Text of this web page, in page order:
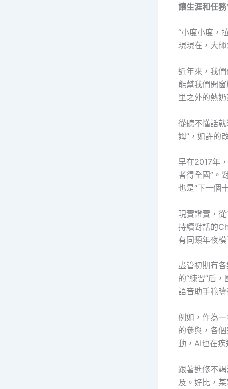
讓生涯和任務
“小度小度，
現現在，大
近年來，我
能幫我們開
里之外的熱奶
從聽不懂話就
姆”，如許的
早在2017年
者得全國”。
也是“下一個
現實證實，從
持續對話的
有同類年夜
盡管初期有
的“練習”后
語音助手範
例如，作為
的參與，各
動，AI也在疾
跟著進修不
及。好比，